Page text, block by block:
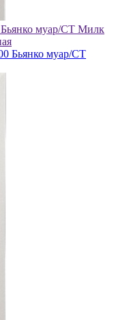
Бьянко муар/СТ Милк